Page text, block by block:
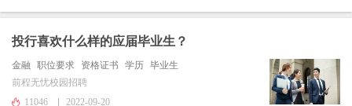
投行喜欢什么样的应届毕业生？
金融 职位要求 资格证书 学历 毕业生
前程无忧校园招聘
11046
2022-09-20